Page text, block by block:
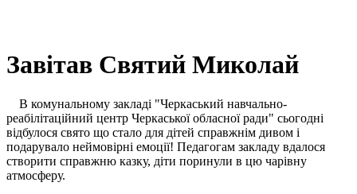
Завітав Святий Миколай
В комунальному закладі "Черкаський навчально-
реабілітаційний центр Черкаської обласної ради" сьогодні
відбулося свято що стало для дітей справжнім дивом і
подарувало неймовірні емоції! Педагогам закладу вдалося
створити справжню казку, діти поринули в цю чарівну
атмосферу.